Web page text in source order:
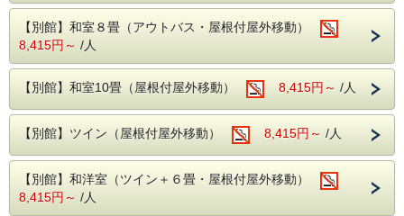
2026年7月17日(金)～8月31日(月)
〈営業時間〉
13:00～17:00 ／ 翌朝 9:00～11:00
入る前でも利用できます。
深さは70㎝でお子様も安心してご利用いただけます。
水着や遊具のレンタルはございませんので、お気に入りの水
着をお持ちください。
願いいたします。
【別館】和室８畳（アウトバス・屋根付屋外移動）
8,415円～ /人
【別館】和室10畳（屋根付屋外移動） 8,415円～ /人
【別館】ツイン（屋根付屋外移動） 8,415円～ /人
【別館】和洋室（ツイン＋６畳・屋根付屋外移動）
8,415円～ /人